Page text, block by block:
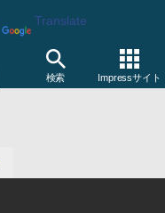
Translate
検索 Impressサイト